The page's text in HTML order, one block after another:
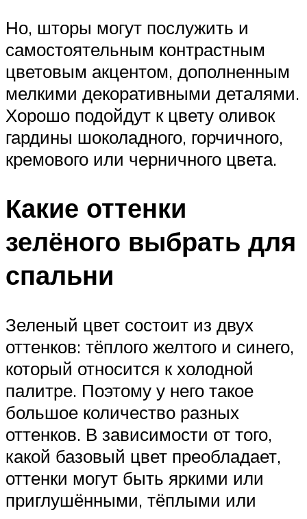
Но, шторы могут послужить и
самостоятельным контрастным
цветовым акцентом, дополненным
мелкими декоративными деталями.
Хорошо подойдут к цвету оливок
гардины шоколадного, горчичного,
кремового или черничного цвета.
Какие оттенки
зелёного выбрать для
спальни
Зеленый цвет состоит из двух
оттенков: тёплого желтого и синего,
который относится к холодной
палитре. Поэтому у него такое
большое количество разных
оттенков. В зависимости от того,
какой базовый цвет преобладает,
оттенки могут быть яркими или
приглушёнными, тёплыми или